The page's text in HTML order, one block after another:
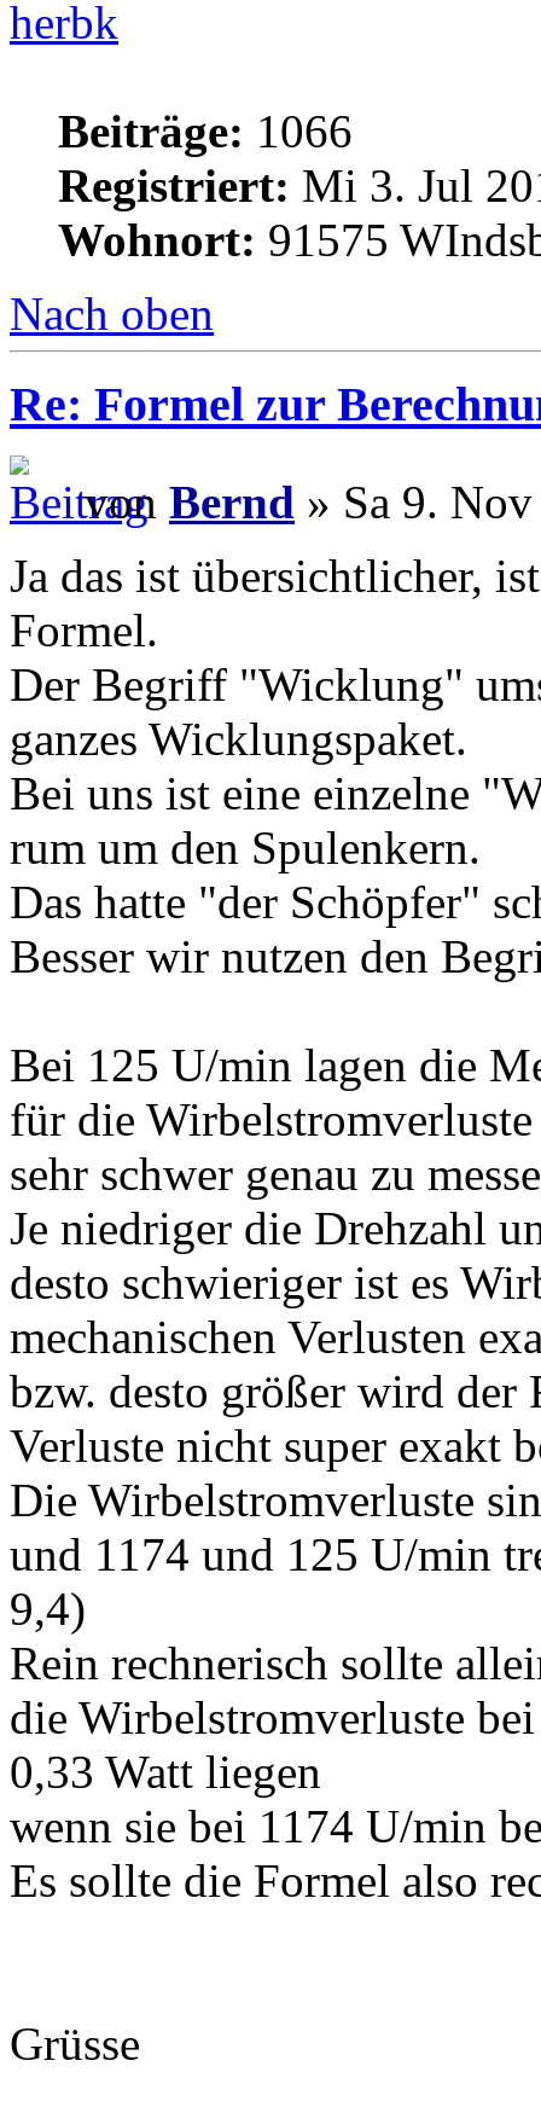
herbk
Beiträge: 1066
Registriert: Mi 3. Jul
Wohnort: 91575
Nach oben
Re: Formel zur
von Bernd » Sa 9.
Ja das ist übersichtlicher,
Formel.
Der Begriff "Wicklung"
ganzes Wicklungspaket.
Bei uns ist eine einzelne
rum um den Spulenkern.
Das hatte "der Schöpfer"
Besser wir nutzen den
Bei 125 U/min lagen die
für die
sehr schwer genau zu
Je niedriger die Drehzahl
desto schwieriger ist es
mechanischen Verlusten
bzw. desto größer wird der
Verluste nicht super exakt
Die Wirbelstromverluste
und 1174 und 125 U/min
9,4)
Rein rechnerisch sollte
die Wirbelstromverluste
0,33 Watt liegen
wenn sie bei 1174 U/min
Es sollte die Formel also
Grüsse